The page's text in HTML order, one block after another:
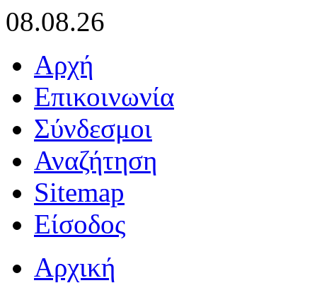
08.08.26
Αρχή
Επικοινωνία
Σύνδεσμοι
Αναζήτηση
Sitemap
Είσοδος
Αρχική